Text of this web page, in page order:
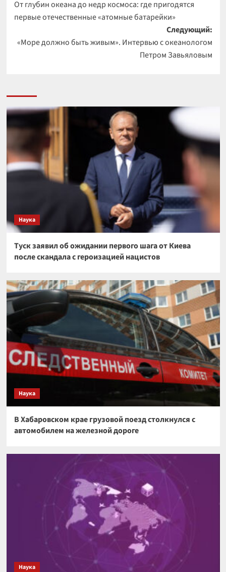
записи
От глубин океана до недр космоса: где пригодятся
первые отечественные «атомные батарейки»
Следующий:
«Море должно быть живым». Интервью с океанологом
Петром Завьяловым
Наука
Туск заявил об ожидании первого шага от Киева
после скандала с героизацией нацистов
Наука
В Хабаровском крае грузовой поезд столкнулся с
автомобилем на железной дороге
Наука